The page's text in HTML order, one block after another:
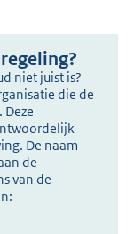
niet juist is?
die de
De naam
de
van de